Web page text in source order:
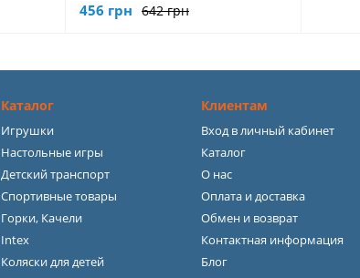
642 грн
456 грн
Каталог
Игрушки
Настольные игры
Детский транспорт
Спортивные товары
Горки, Качели
Intex
Коляски для детей
Клиентам
Вход в личный кабинет
Каталог
О нас
Оплата и доставка
Обмен и возврат
Контактная информация
Блог